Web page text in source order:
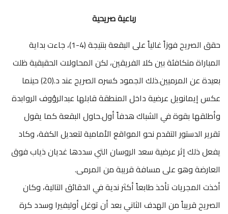
رباعية صريحية
حقق الصريح فوزاً غالياً على البقعة بنتيجة (4-1)، جاءت بداية
المباراة متكافئة بين كلا الفريقين، لكن المحاولات الحقيقية ظلت
بعيدة عن المرميين.ذلك الجمود كسره الصريح عند د.(20) حينما
عكس إيمانويل عرضية داخل المنطقة قابلها عبدالرؤوف الروابدة
وأطلقها بقوة في الشباك هدفاً أول.حاول البقعة كما يقول
تقرير الدستور التقدم نحو المواقع الأمامية لتعديل الكفة، وكاد
يفعل ذلك إثر عرضية سعد الروسان التي سددها غديان ذياب فوق
العارضة وهو على مسافة قريبة من المرمى.
أخذت المجريات تأخذ طابعاً أكثر ندية في الدقائق التالية، وكان
الصريح قريباً من الهدف الثاني بعد أن توغل أوليفيرا وسدد كرة